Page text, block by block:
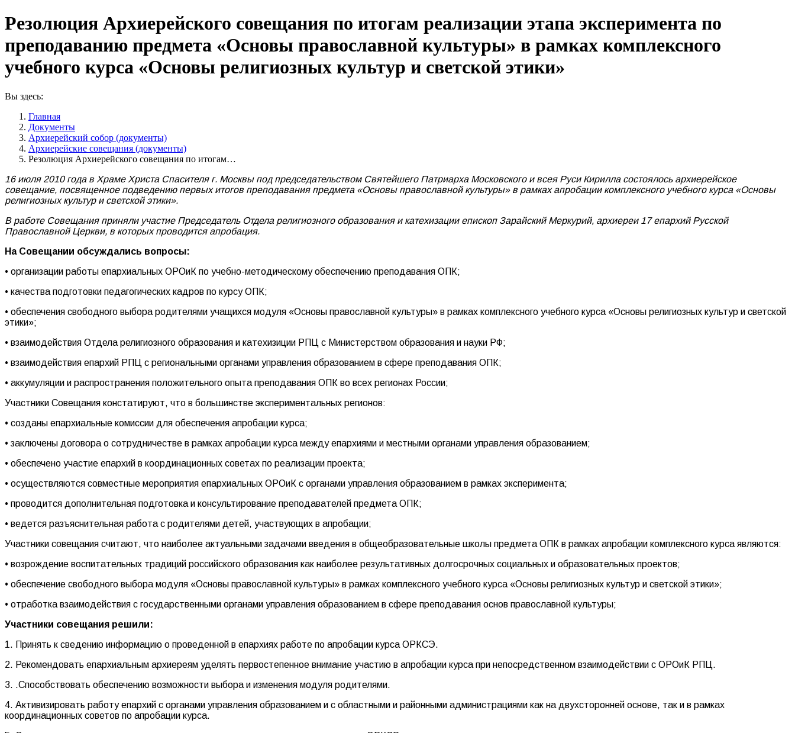
Резолюция Архиерейского совещания по итогам реализации этапа эксперимента по
преподаванию предмета «Основы православной культуры» в рамках комплексного
учебного курса «Основы религиозных культур и светской этики»
Вы здесь:
Главная
Документы
Архиерейский собор (документы)
Архиерейские совещания (документы)
Резолюция Архиерейского совещания по итогам…
16 июля 2010 года в Храме Христа Спасителя г. Москвы под председательством Святейшего Патриарха Московского и всея Руси Кирилла состоялось архиерейское
совещание, посвященное подведению первых итогов преподавания предмета «Основы православной культуры» в рамках апробации комплексного учебного курса «Основы
религиозных культур и светской этики».
В работе Совещания приняли участие Председатель Отдела религиозного образования и катехизации епископ Зарайский Меркурий, архиереи 17 епархий Русской
Православной Церкви, в которых проводится апробация.
На Совещании обсуждались вопросы:
• организации работы епархиальных ОРОиК по учебно-методическому обеспечению преподавания ОПК;
• качества подготовки педагогических кадров по курсу ОПК;
• обеспечения свободного выбора родителями учащихся модуля «Основы православной культуры» в рамках комплексного учебного курса «Основы религиозных культур и светской
этики»;
• взаимодействия Отдела религиозного образования и катехизиции РПЦ с Министерством образования и науки РФ;
• взаимодействия епархий РПЦ с региональными органами управления образованием в сфере преподавания ОПК;
• аккумуляции и распространения положительного опыта преподавания ОПК во всех регионах России;
Участники Совещания констатируют, что в большинстве экспериментальных регионов:
• созданы епархиальные комиссии для обеспечения апробации курса;
• заключены договора о сотрудничестве в рамках апробации курса между епархиями и местными органами управления образованием;
• обеспечено участие епархий в координационных советах по реализации проекта;
• осуществляются совместные мероприятия епархиальных ОРОиК с органами управления образованием в рамках эксперимента;
• проводится дополнительная подготовка и консультирование преподавателей предмета ОПК;
• ведется разъяснительная работа с родителями детей, участвующих в апробации;
Участники совещания считают, что наиболее актуальными задачами введения в общеобразовательные школы предмета ОПК в рамках апробации комплексного курса являются:
• возрождение воспитательных традиций российского образования как наиболее результативных долгосрочных социальных и образовательных проектов;
• обеспечение свободного выбора модуля «Основы православной культуры» в рамках комплексного учебного курса «Основы религиозных культур и светской этики»;
• отработка взаимодействия с государственными органами управления образованием в сфере преподавания основ православной культуры;
Участники совещания решили:
1. Принять к сведению информацию о проведенной в епархиях работе по апробации курса ОРКСЭ.
2. Рекомендовать епархиальным архиереям уделять первостепенное внимание участию в апробации курса при непосредственном взаимодействии с ОРОиК РПЦ.
3. .Способствовать обеспечению возможности выбора и изменения модуля родителями.
4. Активизировать работу епархий с органами управления образованием и с областными и районными администрациями как на двухсторонней основе, так и в рамках
координационных советов по апробации курса.